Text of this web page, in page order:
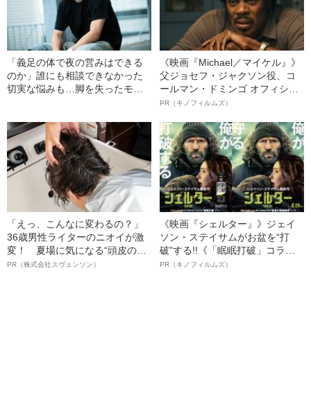
「義足の体で夜の営みはできる
のか」誰にも相談できなかった
切実な悩みも…脚を失ったモデ
《映画『Michael／マイケル』》
父ジョセフ・ジャクソン役、コ
ールマン・ドミンゴ オフィシャ
ルインタビュー“観客を魅了した
語る”《日本興収70億円突破》
PR（キノフィルムズ）
「えっ、こんなに変わるの？」
36歳男性ライターのニオイが激
変！ 夏場に気になる“頭皮のニ
オイ”や“ベタつき”を解消す
PR（株式会社スヴェンソン）
《映画『シェルター』》ジェイ
ソン・ステイサムがお盆を“打
破”する!!《「眠眠打破」コラ
ボ》
PR（キノフィルムズ）